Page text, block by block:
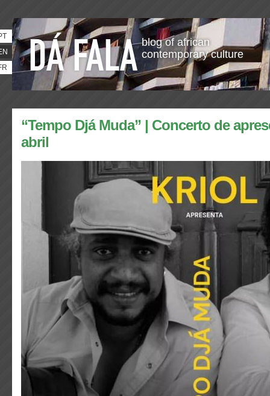
blog of african
contemporary culture
“Tempo Djá Muda” | Concerto de
abril